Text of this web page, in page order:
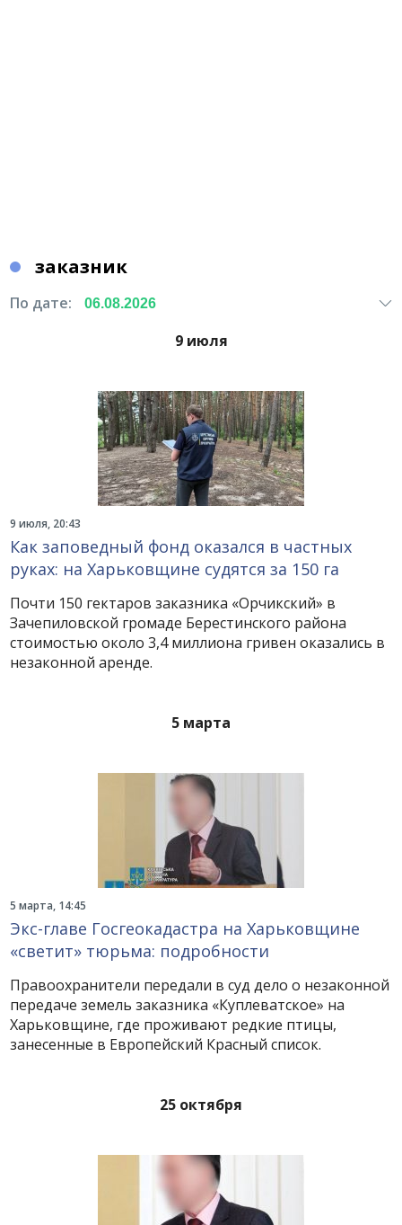
заказник
По дате:
9 июля
9 июля, 20:43
Как заповедный фонд оказался в частных
руках: на Харьковщине судятся за 150 га
Почти 150 гектаров заказника «Орчикский» в
Зачепиловской громаде Берестинского района
стоимостью около 3,4 миллиона гривен оказались в
незаконной аренде.
5 марта
5 марта, 14:45
Экс-главе Госгеокадастра на Харьковщине
«светит» тюрьма: подробности
Правоохранители передали в суд дело о незаконной
передаче земель заказника «Куплеватское» на
Харьковщине, где проживают редкие птицы,
занесенные в Европейский Красный список.
25 октября